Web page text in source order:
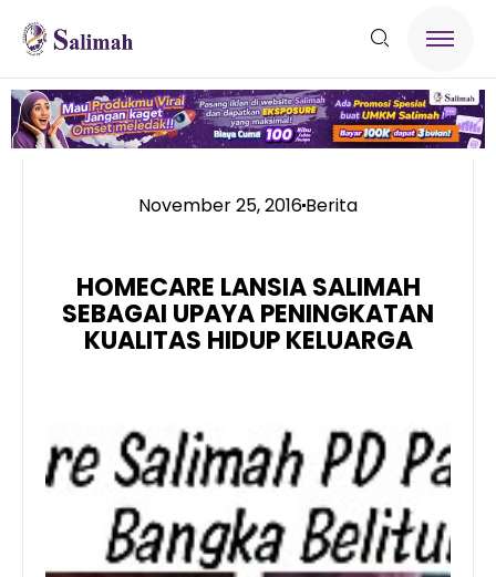
November 25, 2016Berita
HOMECARE LANSIA SALIMAH
SEBAGAI UPAYA PENINGKATAN
KUALITAS HIDUP KELUARGA